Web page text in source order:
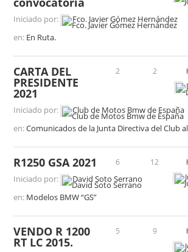
Iniciado por:
Fco. Javier Gómez Hernández
en: En Ruta.
CARTA DEL
PRESIDENTE
2021
Iniciado por:
Club de Motos Bmw de España
en:Comunicados de la Junta Directiva del Club
2 2
R1250 GSA 2021
Iniciado por:
David Soto Serrano
en: Modelos BMW “GS”
6 12
VENDO R 1200
RT LC 2015.
5 9